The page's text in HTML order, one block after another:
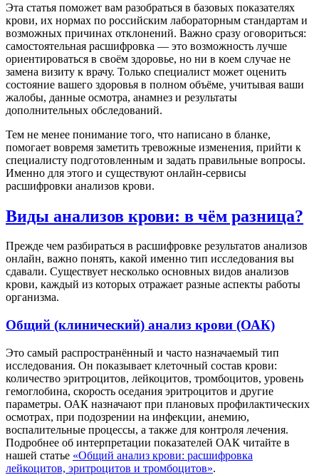
Эта статья поможет вам разобраться в базовых показателях
крови, их нормах по российским лабораторным стандартам и
возможных причинах отклонений. Важно сразу оговориться:
самостоятельная расшифровка — это возможность лучше
ориентироваться в своём здоровье, но ни в коем случае не
замена визиту к врачу. Только специалист может оценить
состояние вашего здоровья в полном объёме, учитывая ваши
жалобы, данные осмотра, анамнез и результаты
дополнительных обследований.
Тем не менее понимание того, что написано в бланке,
помогает вовремя заметить тревожные изменения, прийти к
специалисту подготовленным и задать правильные вопросы.
Именно для этого и существуют онлайн-сервисы
расшифровки анализов крови.
Виды анализов крови: в чём разница?
Прежде чем разбираться в расшифровке результатов анализов
онлайн, важно понять, какой именно тип исследования вы
сдавали. Существует несколько основных видов анализов
крови, каждый из которых отражает разные аспекты работы
организма.
Общий (клинический) анализ крови (ОАК)
Это самый распространённый и часто назначаемый тип
исследования. Он показывает клеточный состав крови:
количество эритроцитов, лейкоцитов, тромбоцитов, уровень
гемоглобина, скорость оседания эритроцитов и другие
параметры. ОАК назначают при плановых профилактических
осмотрах, при подозрении на инфекции, анемию,
воспалительные процессы, а также для контроля лечения.
Подробнее об интерпретации показателей ОАК читайте в
нашей статье «Общий анализ крови: расшифровка
лейкоцитов, эритроцитов и тромбоцитов».